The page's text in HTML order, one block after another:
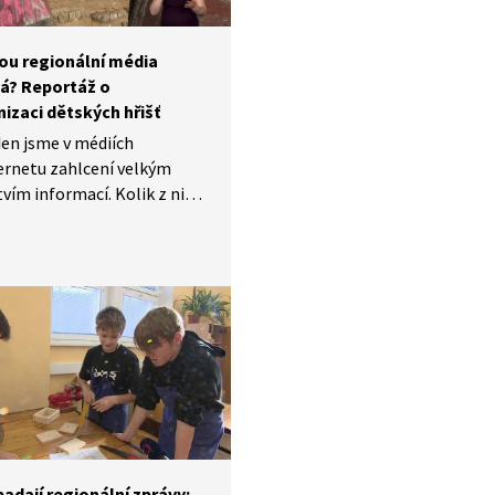
regionální média
Reportáž o
dětských hřišť
jsme v médiích
zahlcení velkým
informací. Kolik z nich
hřišť z regionálního
České televize (2022) se
pohled zaměřuje pouze
dětských hřišť
Hradišti. Zároveň však
ukázat žákům,
žurnalistika má
zdánlivě menším